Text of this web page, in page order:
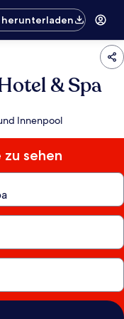
herunterladen
& Spa
Innenpool
sehen